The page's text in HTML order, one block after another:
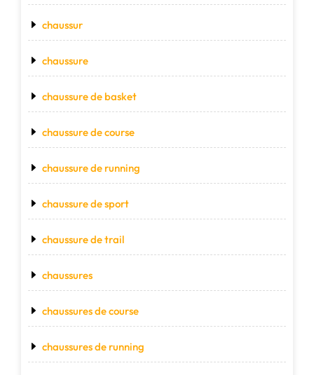
chaussur
chaussure
chaussure de basket
chaussure de course
chaussure de running
chaussure de sport
chaussure de trail
chaussures
chaussures de course
chaussures de running